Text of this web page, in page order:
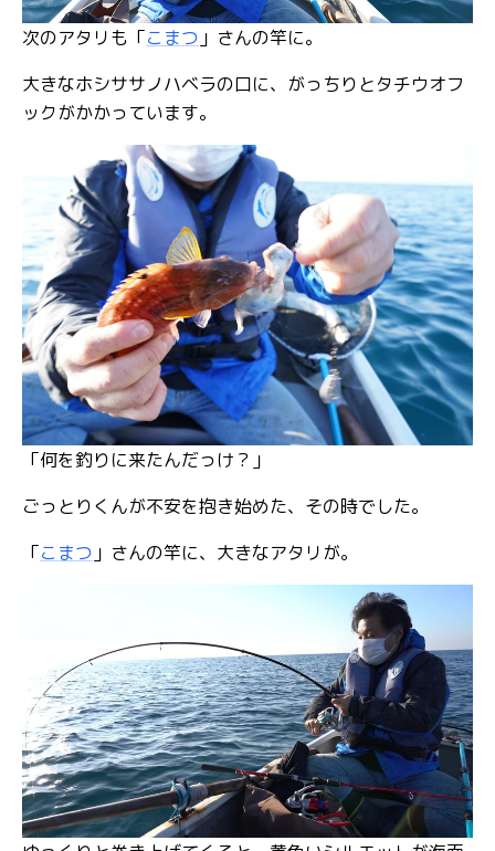
次のアタリも「こまつ 」さんの竿に。
大きなホシササノハベラの口に、がっちりとタチウオフ
ックがかかっています。
「何を釣りに来たんだっけ？」
ごっとりくんが不安を抱き始めた、その時でした。
「こまつ 」さんの竿に、大きなアタリが。